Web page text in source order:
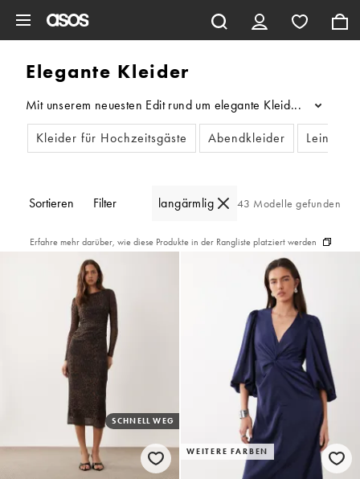
Elegante Kleider
Mit unserem neuesten Edit rund um elegante Kleider und
...
Kleider für Hochzeitsgäste
Abendkleider
Sortieren Filter langärmlig Midi
43 Modelle gefunden
Erfahre mehr darüber, wie diese Produkte in der Rangliste platziert werden
SCHNELL WEG
WEITERE FARBEN